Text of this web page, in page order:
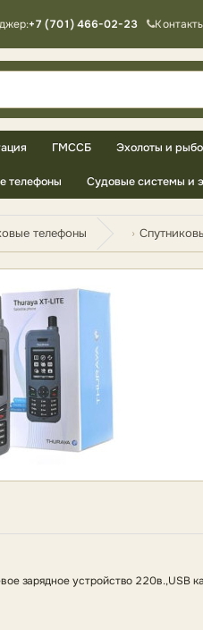
+7 (701) 466-02-23
ГМССБ Эхолоты и
телефоны Судовые системы и
телефоны
зарядное устройство 220в.,USB